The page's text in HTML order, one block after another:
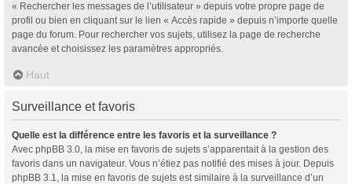
« Rechercher les messages de l’utilisateur » depuis votre propre page de
profil ou bien en cliquant sur le lien « Accès rapide » depuis n’importe quelle
page du forum. Pour rechercher vos sujets, utilisez la page de recherche
avancée et choisissez les paramètres appropriés.
Haut
Surveillance et favoris
Quelle est la différence entre les favoris et la surveillance ?
Avec phpBB 3.0, la mise en favoris de sujets s’apparentait à la gestion des
favoris dans un navigateur. Vous n’étiez pas notifié des mises à jour. Depuis
phpBB 3.1, la mise en favoris de sujets est similaire à la surveillance d’un